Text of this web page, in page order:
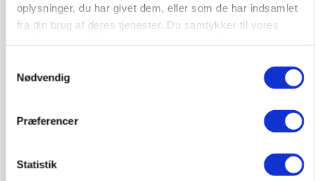
oplysninger, du har givet dem, eller som de har indsamlet
fra din brug af deres tjenester. Du samtykker til vores
Nødvendig
Præferencer
Statistik
MASKINER
Forserie til selvkørende skårlægger afprøves i år
Annonce
ARRANGEMENT